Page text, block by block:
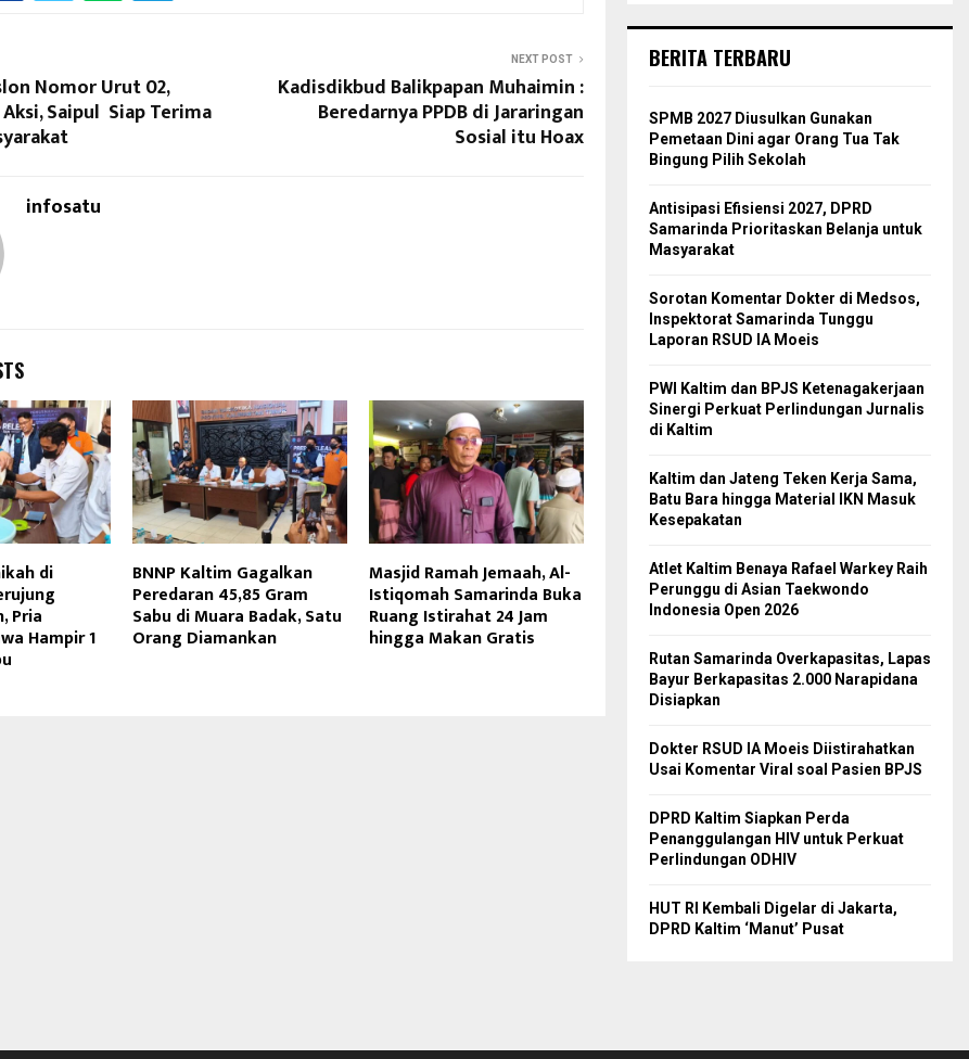
Nomor Urut 02,
Saipul Siap Terima
NEXT POST
Kadisdikbud Balikpapan Muhaimin :
Beredarnya PPDB di Jararingan
Sosial itu Hoax
infosatu
di
Pria
Hampir 1
BNNP Kaltim Gagalkan
Peredaran 45,85 Gram
Sabu di Muara Badak, Satu
Orang Diamankan
Masjid Ramah Jemaah, Al-
Istiqomah Samarinda Buka
Ruang Istirahat 24 Jam
hingga Makan Gratis
BERITA TERBARU
SPMB 2027 Diusulkan Gunakan
Pemetaan Dini agar Orang Tua Tak
Bingung Pilih Sekolah
Antisipasi Efisiensi 2027, DPRD
Samarinda Prioritaskan Belanja untuk
Masyarakat
Sorotan Komentar Dokter di Medsos,
Inspektorat Samarinda Tunggu
Laporan RSUD IA Moeis
PWI Kaltim dan BPJS Ketenagakerjaan
Sinergi Perkuat Perlindungan Jurnalis
di Kaltim
Kaltim dan Jateng Teken Kerja Sama,
Batu Bara hingga Material IKN Masuk
Kesepakatan
Atlet Kaltim Benaya Rafael Warkey Raih
Perunggu di Asian Taekwondo
Indonesia Open 2026
Rutan Samarinda Overkapasitas, Lapas
Bayur Berkapasitas 2.000 Narapidana
Disiapkan
Dokter RSUD IA Moeis Diistirahatkan
Usai Komentar Viral soal Pasien BPJS
DPRD Kaltim Siapkan Perda
Penanggulangan HIV untuk Perkuat
Perlindungan ODHIV
HUT RI Kembali Digelar di Jakarta,
DPRD Kaltim ‘Manut’ Pusat